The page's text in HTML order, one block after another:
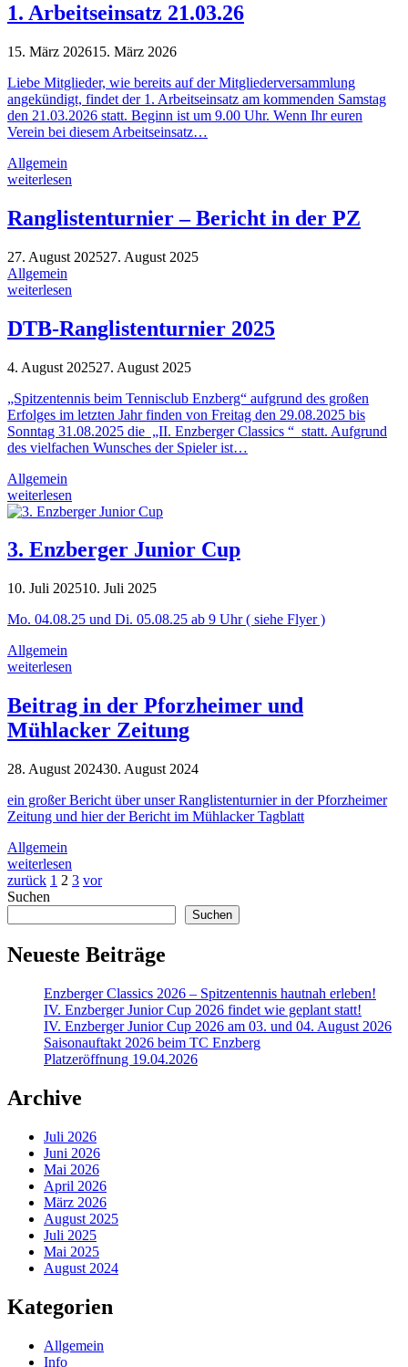
1. Arbeitseinsatz 21.03.26
15. März 202615. März 2026
Liebe Mitglieder, wie bereits auf der Mitgliederversammlung
angekündigt, findet der 1. Arbeitseinsatz am kommenden Samstag
den 21.03.2026 statt. Beginn ist um 9.00 Uhr. Wenn Ihr euren
Verein bei diesem Arbeitseinsatz…
Allgemein
weiterlesen
Ranglistenturnier – Bericht in der PZ
27. August 202527. August 2025
Allgemein
weiterlesen
DTB-Ranglistenturnier 2025
4. August 202527. August 2025
„Spitzentennis beim Tennisclub Enzberg“ aufgrund des großen
Erfolges im letzten Jahr finden von Freitag den 29.08.2025 bis
Sonntag 31.08.2025 die „II. Enzberger Classics “ statt. Aufgrund
des vielfachen Wunsches der Spieler ist…
Allgemein
weiterlesen
3. Enzberger Junior Cup
10. Juli 202510. Juli 2025
Mo. 04.08.25 und Di. 05.08.25 ab 9 Uhr ( siehe Flyer )
Allgemein
weiterlesen
Beitrag in der Pforzheimer und
Mühlacker Zeitung
28. August 202430. August 2024
ein großer Bericht über unser Ranglistenturnier in der Pforzheimer
Zeitung und hier der Bericht im Mühlacker Tagblatt
Allgemein
weiterlesen
zurück 1 2 3 vor
Suchen
Suchen
Neueste Beiträge
Enzberger Classics 2026 – Spitzentennis hautnah erleben!
IV. Enzberger Junior Cup 2026 findet wie geplant statt!
IV. Enzberger Junior Cup 2026 am 03. und 04. August 2026
Saisonauftakt 2026 beim TC Enzberg
Platzeröffnung 19.04.2026
Archive
Juli 2026
Juni 2026
Mai 2026
April 2026
März 2026
August 2025
Juli 2025
Mai 2025
August 2024
Kategorien
Allgemein
Info